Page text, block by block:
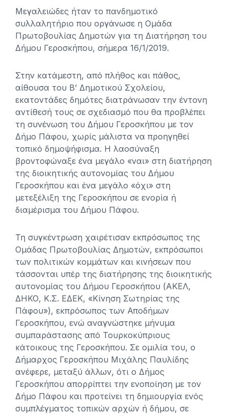
Μεγαλειώδες ήταν το πανδημοτικό
συλλαλητήριο που οργάνωσε η Ομάδα
Πρωτοβουλίας Δημοτών για τη Διατήρηση του
Δήμου Γεροσκήπου, σήμερα 16/1/2019.
Στην κατάμεστη, από πλήθος και πάθος,
αίθουσα του Β’ Δημοτικού Σχολείου,
εκατοντάδες δημότες διατράνωσαν την έντονη
αντίθεσή τους σε σχεδιασμό που θα προβλέπει
τη συνένωση του Δήμου Γεροσκήπου με τον
Δήμο Πάφου, χωρίς μάλιστα να προηγηθεί
τοπικό δημοψήφισμα. Η λαοσύναξη
βροντοφώναξε ένα μεγάλο «ναι» στη διατήρηση
της διοικητικής αυτονομίας του Δήμου
Γεροσκήπου και ένα μεγάλο «όχι» στη
μετεξέλιξη της Γεροσκήπου σε ενορία ή
διαμέρισμα του Δήμου Πάφου.
Τη συγκέντρωση χαιρέτισαν εκπρόσωπος της
Ομάδας Πρωτοβουλίας Δημοτών, εκπρόσωποι
των πολιτικών κομμάτων και κινήσεων που
τάσσονται υπέρ της διατήρησης της διοικητικής
αυτονομίας του Δήμου Γεροσκήπου (ΑΚΕΛ,
ΔΗΚΟ, Κ.Σ. ΕΔΕΚ, «Κίνηση Σωτηρίας της
Πάφου»), εκπρόσωπος των Αποδήμων
Γεροσκήπου, ενώ αναγνώστηκε μήνυμα
συμπαράστασης από Τουρκοκύπριους
κάτοικους της Γεροσκήπου. Σε ομιλία του, ο
Δήμαρχος Γεροσκήπου Μιχάλης Παυλίδης
ανέφερε, μεταξύ άλλων, ότι ο Δήμος
Γεροσκήπου απορρίπτει την ενοποίηση με τον
Δήμο Πάφου και προτείνει τη δημιουργία ενός
συμπλέγματος τοπικών αρχών ή δήμου, σε